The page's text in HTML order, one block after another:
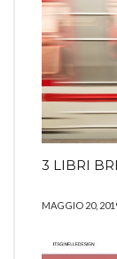
3 LIBRI
MAGGIO 20,